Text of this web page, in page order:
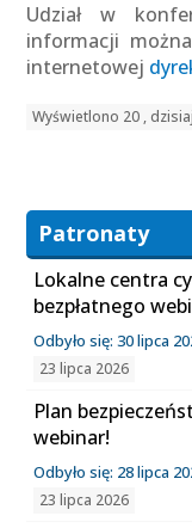
Udział w
informacji
internetowej
Wyświetlono 20 ,
Patronaty
Lokalne centra
bezpłatnego
Odbyło się: 30 lipca
23 lipca 2026
Plan
webinar!
Odbyło się: 28 lipca
23 lipca 2026